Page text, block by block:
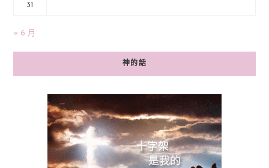
31
« 6 月
神的話